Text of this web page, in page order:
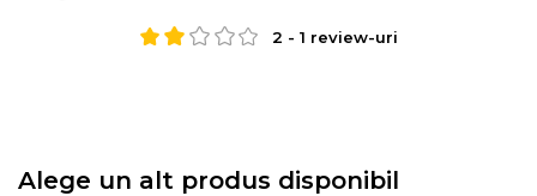
2 - 1 review-uri
Alege un alt produs disponibil